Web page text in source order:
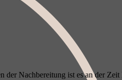
Nachbereitung ist es an der Zeit